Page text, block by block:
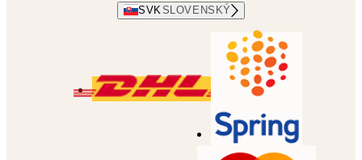
SVKSLOVENSKÝ